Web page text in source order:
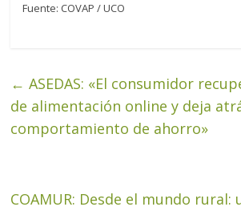
Fuente: COVAP / UCO
← ASEDAS: «El consumidor
de alimentación online y deja
comportamiento de ahorro»
COAMUR: Desde el mundo rural: